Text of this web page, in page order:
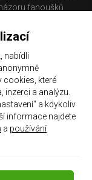
fanoušků
lidé mohou
Sb., o některých
zákonů
společnosti) a
za příspěvky
nabídli
cookies, které
a analýzu.
a kdykoliv
informace najdete
a používání